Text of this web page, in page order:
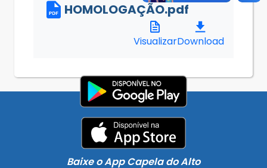
HOMOLOGAÇÃO.pdf
VisualizarDownload
Baixe o App Capela do Alto